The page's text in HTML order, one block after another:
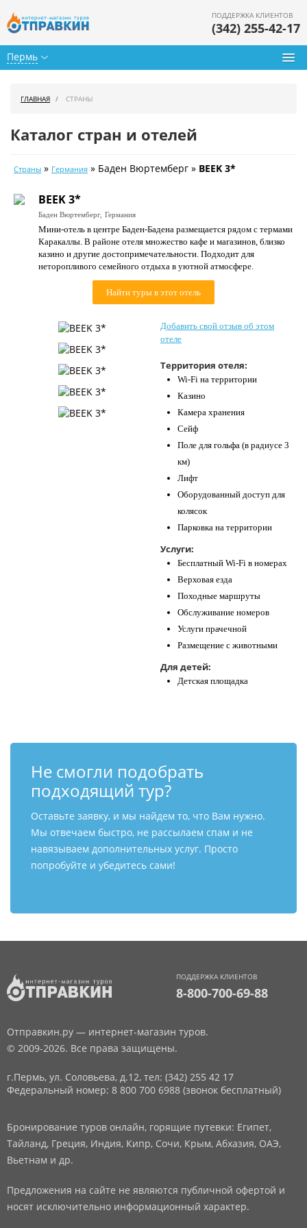
Пермь
ПОДДЕРЖКА КЛИЕНТОВ
(342) 255-42-17
Календарь туров
Цены дня
Страны
Как купить
Контакты
ГЛАВНАЯ СТРАНЫ
Каталог стран и отелей
Страны » Германия » Баден Вюртемберг » BEEK 3*
BEEK 3*
Баден Вюртемберг, Германия
Мини-отель в центре Баден-Бадена размещается рядом с термами
Каракаллы. В районе отеля множество кафе и магазинов, близко
казино и другие достопримечательности. Подходит для
неторопливого семейного отдыха в уютной атмосфере.
Найти туры в этот отель
Добавить свой отзыв об этом
отеле
Территория отеля:
Wi-Fi на территории
Казино
Камера хранения
Сейф
Поле для гольфа (в радиусе 3
км)
Лифт
Оборудованный доступ для
колясок
Парковка на территории
Услуги:
Бесплатный Wi-Fi в номерах
Верховая езда
Походные маршруты
Обслуживание номеров
Услуги прачечной
Размещение с животными
Для детей:
Детская площадка
Не смогли подобрать
подходящий тур?
Оставьте заявку, и мы найдем то, что Вам нужно.
Мы отвечаем быстро, не рассылаем спам и не
навязываем дополнительных услуг. Просто
попробуйте и убедитесь сами!
ПОДДЕРЖКА КЛИЕНТОВ
8-800-700-69-88
Отправкин.ру — интернет-магазин туров.
© 2009-2026. Все права защищены.
г.Пермь, ул. Соловьева, д.12, тел: (342) 255 42 17
Федеральный номер: 8 800 700 6988 (звонок бесплатный)
Бронирование туров онлайн, горящие путевки: Египет,
Тайланд, Греция, Индия, Кипр, Сочи, Крым, Абхазия, ОАЭ,
Вьетнам и др.
Предложения на сайте не являются публичной офертой и
носят исключительно информационный характер.